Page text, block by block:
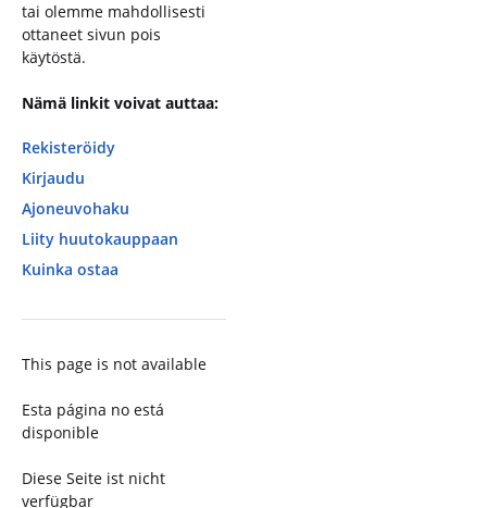
tai olemme mahdollisesti
ottaneet sivun pois
käytöstä.
Nämä linkit voivat auttaa:
Rekisteröidy
Kirjaudu
Ajoneuvohaku
Liity huutokauppaan
Kuinka ostaa
This page is not available
Esta página no está
disponible
Diese Seite ist nicht
verfügbar